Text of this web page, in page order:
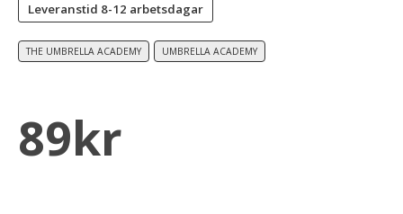
Leveranstid 8-12 arbetsdagar
THE UMBRELLA ACADEMY UMBRELLA ACADEMY
89kr